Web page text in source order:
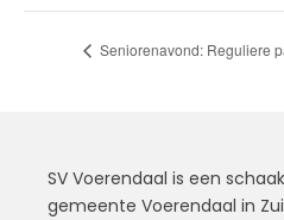
Seniorenavond: Reguliere
SV Voerendaal is een
gemeente Voerendaal in